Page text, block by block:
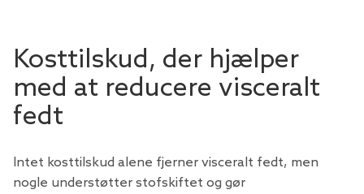
Kosttilskud, der hjælper
med at reducere visceralt
fedt
Intet kosttilskud alene fjerner visceralt fedt, men
nogle understøtter stofskiftet og gør